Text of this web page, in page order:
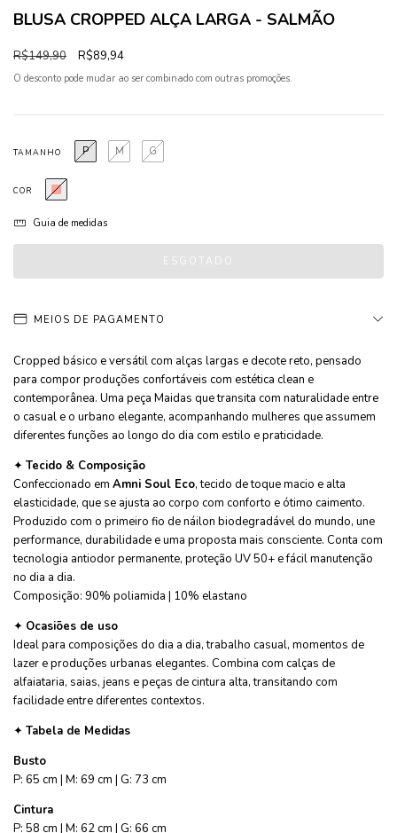
BLUSA CROPPED ALÇA LARGA - SALMÃO
R$149,90 R$89,94
O desconto pode mudar ao ser combinado com outras promoções.
TAMANHO P M G
COR
Guia de medidas
MEIOS DE PAGAMENTO
Cropped básico e versátil com alças largas e decote reto, pensado
para compor produções confortáveis com estética clean e
contemporânea. Uma peça Maidas que transita com naturalidade entre
o casual e o urbano elegante, acompanhando mulheres que assumem
diferentes funções ao longo do dia com estilo e praticidade.
✦ Tecido & Composição
Confeccionado em Amni Soul Eco, tecido de toque macio e alta
elasticidade, que se ajusta ao corpo com conforto e ótimo caimento.
Produzido com o primeiro fio de náilon biodegradável do mundo, une
performance, durabilidade e uma proposta mais consciente. Conta com
tecnologia antiodor permanente, proteção UV 50+ e fácil manutenção
no dia a dia.
Composição: 90% poliamida | 10% elastano
✦ Ocasiões de uso
Ideal para composições do dia a dia, trabalho casual, momentos de
lazer e produções urbanas elegantes. Combina com calças de
alfaiataria, saias, jeans e peças de cintura alta, transitando com
facilidade entre diferentes contextos.
✦ Tabela de Medidas
Busto
P: 65 cm | M: 69 cm | G: 73 cm
Cintura
P: 58 cm | M: 62 cm | G: 66 cm